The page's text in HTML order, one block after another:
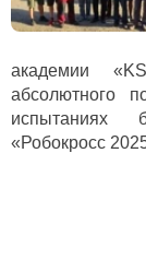
академии
абсолютного
испытаниях
«Робокросс